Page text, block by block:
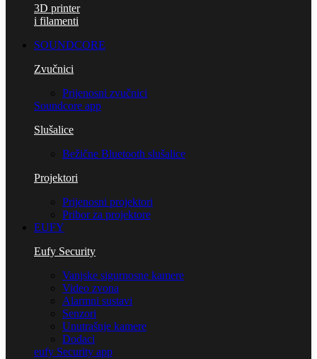
3D printer
i filamenti
SOUNDCORE
Zvučnici
Prijenosni zvučnici
Soundcore app
Slušalice
Bežične Bluetooth slušalice
Projektori
Prijenosni projektori
Pribor za projektore
EUFY
Eufy Security
Vanjske sigurnosne kamere
Video zvona
Alarmni sustavi
Senzori
Unutrašnje kamere
Dodaci
eufy Security app